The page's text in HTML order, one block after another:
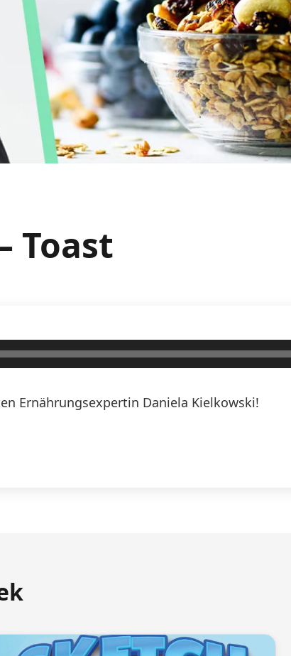
Toast
Ernährungsexpertin Daniela Kielkowski!